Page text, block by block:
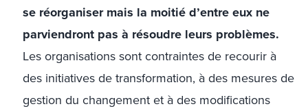
se réorganiser mais la moitié d’entre eux ne
parviendront pas à résoudre leurs problèmes.
Les organisations sont contraintes de recourir à
des initiatives de transformation, à des mesures de
gestion du changement et à des modifications